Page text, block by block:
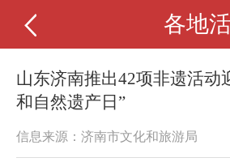
各地
山东济南推出42项非遗活动
和自然遗产日”
信息来源：济南市文化和旅游局